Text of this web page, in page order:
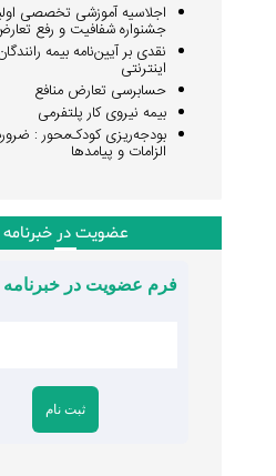
اجلاسیه آموزشی تخصصی
جشنواره شفافیت و رفع
نقدی بر آیین‌نامه بیمه
اینترنتی
حسابرسی تعارض منافع
بیمه نیروی کار پلتفرمی
بودجه‌ریزی کودک‌محور :
الزامات و پیامدها
عضویت در خبرنامه
فرم عضویت در خبرنامه